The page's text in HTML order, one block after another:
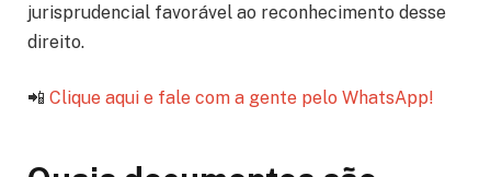
jurisprudencial favorável ao reconhecimento desse
direito.
📲 Clique aqui e fale com a gente pelo WhatsApp!